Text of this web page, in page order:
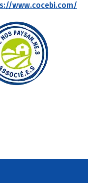
www.cocebi.com/